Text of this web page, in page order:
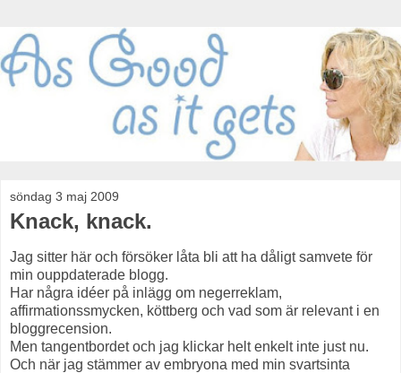
söndag 3 maj 2009
Knack, knack.
Jag sitter här och försöker låta bli att ha dåligt samvete för
min ouppdaterade blogg.
Har några idéer på inlägg om negerreklam,
affirmationssmycken, köttberg och vad som är relevant i en
bloggrecension.
Men tangentbordet och jag klickar helt enkelt inte just nu.
Och när jag stämmer av embryona med min svartsinta